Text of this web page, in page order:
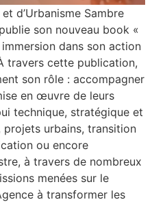
d’Urbanisme Sambre
son nouveau book «
dans son action
travers cette publication,
son rôle : accompagner
en œuvre de leurs
technique, stratégique et
projets urbains, transition
ou encore
à travers de nombreux
menées sur le
à transformer les